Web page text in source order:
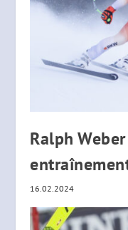
Ralph
16.02.2024